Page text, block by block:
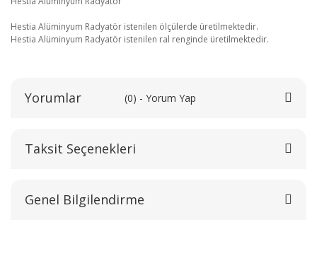
Hestia Alüminyum Radyatör istenilen ölçülerde üretilmektedir.
Hestia Alüminyum Radyatör istenilen ral renginde üretilmektedir.
Yorumlar (0) - Yorum Yap
Bu ürüne ilk yorumu siz yapın!
Yorum Yaz
Taksit Seçenekleri
Genel Bilgilendirme